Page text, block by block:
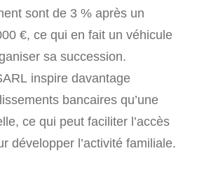
sont de 3 % après un
€, ce qui en fait un véhicule
sa succession.
inspire davantage
bancaires qu’une
ce qui peut faciliter l’accès
développer l’activité familiale.